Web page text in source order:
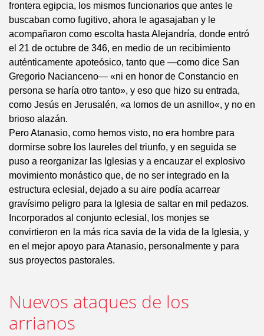
frontera egipcia, los mismos funcionarios que antes le
buscaban como fugitivo, ahora le agasajaban y le
acompañaron como escolta hasta Alejandría, donde entró
el 21 de octubre de 346, en medio de un recibimiento
auténticamente apoteósico, tanto que —como dice San
Gregorio Nacianceno— «ni en honor de Constancio en
persona se haría otro tanto», y eso que hizo su entrada,
como Jesús en Jerusalén, «a lomos de un asnillo«, y no en
brioso alazán.
Pero Atanasio, como hemos visto, no era hombre para
dormirse sobre los laureles del triunfo, y en seguida se
puso a reorganizar las Iglesias y a encauzar el explosivo
movimiento monástico que, de no ser integrado en la
estructura eclesial, dejado a su aire podía acarrear
gravísimo peligro para la Iglesia de saltar en mil pedazos.
Incorporados al conjunto eclesial, los monjes se
convirtieron en la más rica savia de la vida de la Iglesia, y
en el mejor apoyo para Atanasio, personalmente y para
sus proyectos pastorales.
Nuevos ataques de los
arrianos